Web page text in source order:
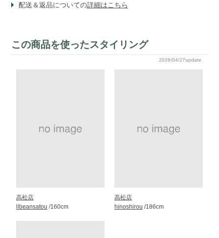
配送＆返品についての詳細はこちら
この商品を使ったスタイリング
2026/04/27update
高松店
llbeansatou /160cm
高松店
hinoshirou /186cm